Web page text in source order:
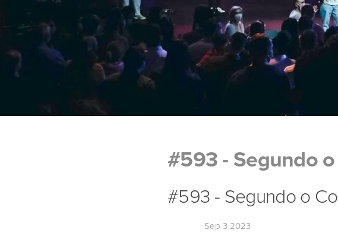
#593 - Segundo
#593 - Segundo o
Sep 3 2023